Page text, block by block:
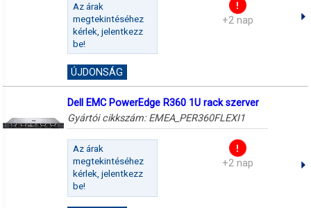
Az árak
megtekintéséhez
kérlek, jelentkezz
be!
+2 nap
ÚJDONSÁG
Dell EMC PowerEdge R360 1U rack szerver
Gyártói cikkszám: EMEA_PER360FLEXI1
Az árak
megtekintéséhez
kérlek, jelentkezz
be!
+2 nap